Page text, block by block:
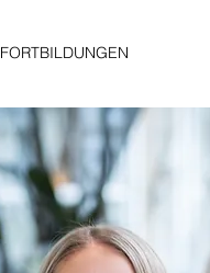
FORTBILDUNGEN